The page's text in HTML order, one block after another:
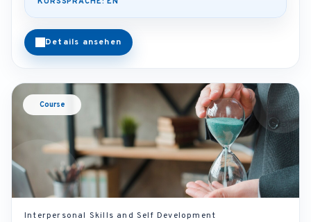
Details ansehen
Course
Interpersonal Skills and Self Development